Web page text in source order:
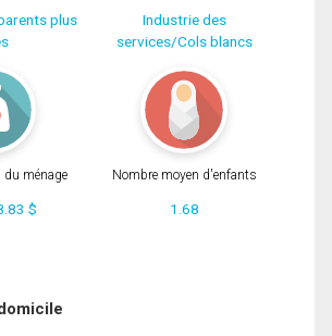
plus
Industrie des
services/Cols blancs
du ménage
$
Nombre moyen d'enfants
1.68